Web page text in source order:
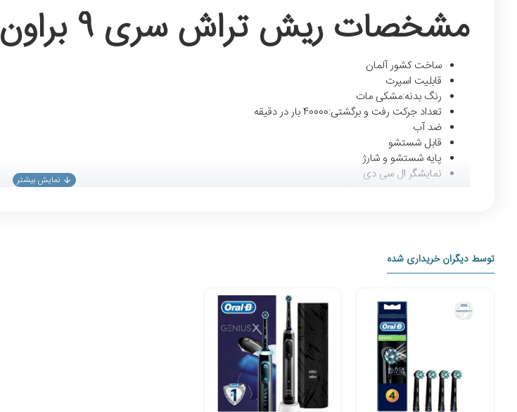
مشخصات ریش تراش سری 9 براون مدل 9352cc
ساخت کشور آلمان
قابلیت اسپرت
رنگ بدنه:مشکی مات
تعداد جرکت رفت و برگشتی:40000 بار در دقیقه
ضد آب
قابل شستشو
پایه شستشو و شارژ
نمایشگر ال سی دی
تکنولوژی سینکرو سونیک
توسط دیگران خریداری شده